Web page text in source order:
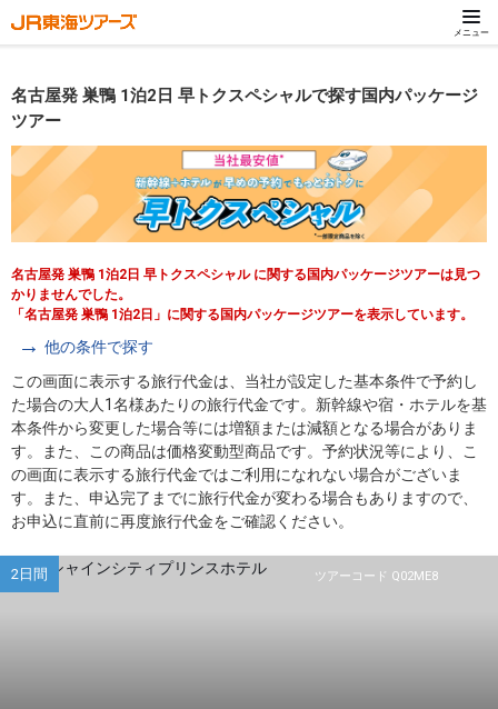
メニュー
名古屋発 巣鴨 1泊2日 早トクスペシャルで探す国内パッケージ
ツアー
名古屋発 巣鴨 1泊2日 早トクスペシャル に関する国内パッケージツアーは見つ
かりませんでした。
「名古屋発 巣鴨 1泊2日」に関する国内パッケージツアーを表示しています。
他の条件で探す
この画面に表示する旅行代金は、当社が設定した基本条件で予約し
た場合の大人1名様あたりの旅行代金です。新幹線や宿・ホテルを基
本条件から変更した場合等には増額または減額となる場合がありま
す。また、この商品は価格変動型商品です。予約状況等により、こ
の画面に表示する旅行代金ではご利用になれない場合がございま
す。また、申込完了までに旅行代金が変わる場合もありますので、
お申込に直前に再度旅行代金をご確認ください。
ツアーコード Q02ME8
2日間